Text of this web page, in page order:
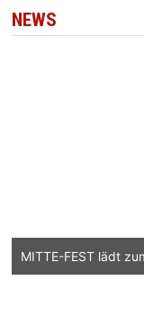
NEWS
MITTE-FEST lädt